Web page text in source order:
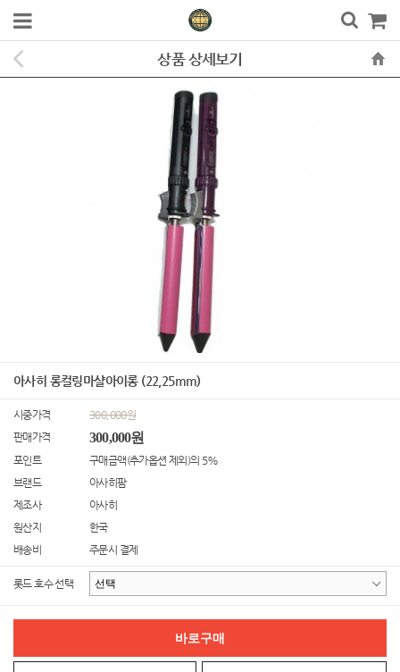
상품 상세보기
아사히 롱컬링마샬아이롱 (22,25mm)
시중가격
300,000원
판매가격
300,000원
포인트
구매금액(추가옵션 제외)의 5%
브랜드
아사히팜
제조사
아사히
원산지
한국
배송비
주문시 결제
롯드 호수 선택